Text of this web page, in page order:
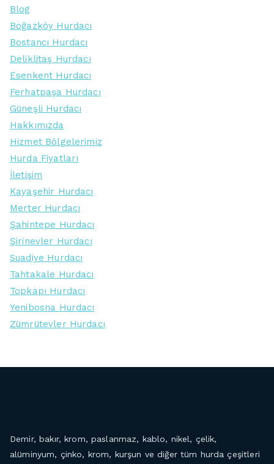
Blog
Boğazköy Hurdacı
Bostancı Hurdacı
Deliklitaş Hurdacı
Esenkent Hurdacı
Ferhatpaşa Hurdacı
Güneşli Hurdacı
Hakkımızda
Hizmet Bölgelerimiz
Hurda Fiyatları
İletişim
Kayaşehir Hurdacı
Merter Hurdacı
Şahintepe Hurdacı
Şirinevler Hurdacı
Suadiye Hurdacı
Tahtakale Hurdacı
Topkapı Hurdacı
Yenibosna Hurdacı
Zümrütevler Hurdacı
Demir, bakır, krom, paslanmaz, kablo, nikel, çelik,
alüminyum, çinko, krom, kurşun ve diğer tüm hurda çeşitleri